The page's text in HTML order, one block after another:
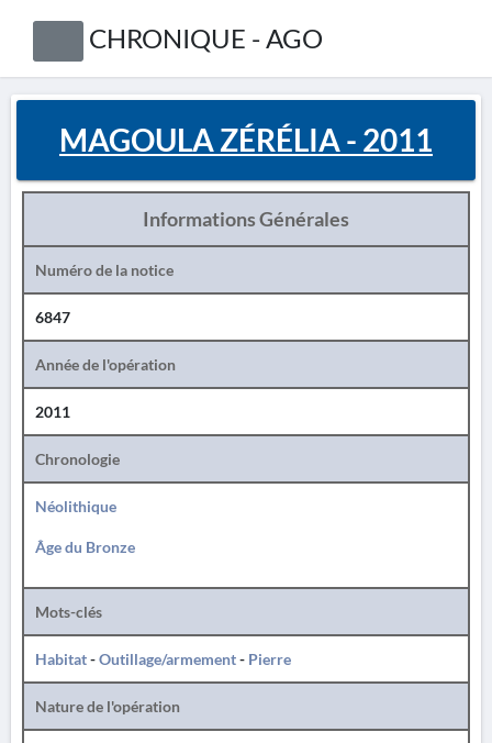
CHRONIQUE - AGO
MAGOULA ZÉRÉLIA - 2011
Informations Générales
Numéro de la notice
6847
Année de l'opération
2011
Chronologie
Néolithique
Âge du Bronze
Mots-clés
Habitat-Outillage/armement- Pierre
Nature de l'opération